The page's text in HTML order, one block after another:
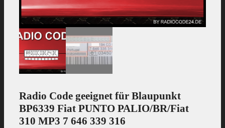
Radio Code geeignet für Blaupunkt
BP6339 Fiat PUNTO PALIO/BR/Fiat
310 MP3 7 646 339 316